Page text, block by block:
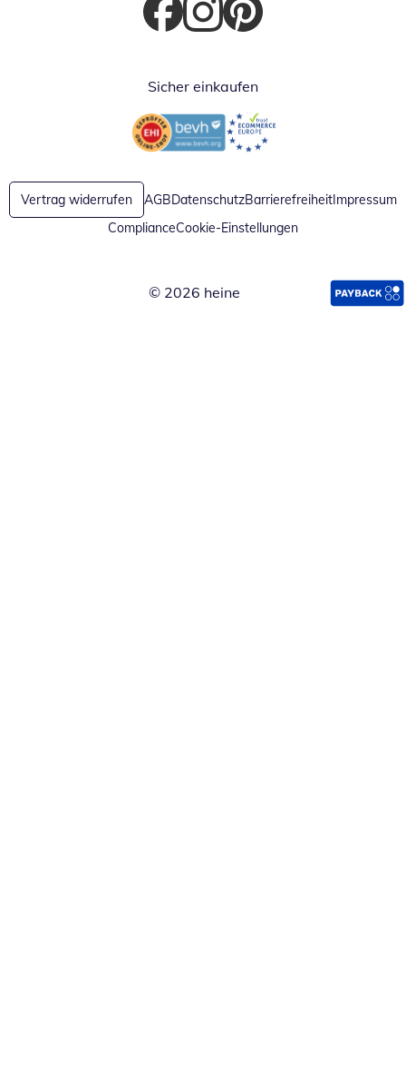
Öffnet in neuem Fenster
Öffnet in neuem Fenster
Öffnet in neuem Fenster
Sicher einkaufen
Öffnet in neuem FensterÖffnet in neuem Fenster
Vertrag widerrufen AGBDatenschutzBarrierefreiheitImpressum
ComplianceCookie-Einstellungen
© 2026 heine